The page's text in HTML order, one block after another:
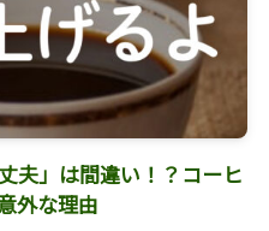
夫」は間違い！？コーヒ
外な理由